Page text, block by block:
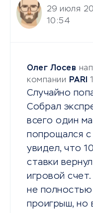
29 июля
10:54
Олег Лосев
компании PARI
Случайно
Собрал
всего один
попрощался
увидел, что
ставки
игровой
не
проигрыш, но